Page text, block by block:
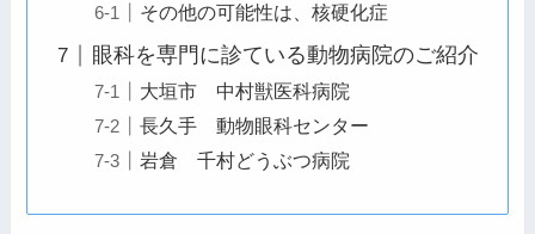
その他の可能性は、核硬化症
眼科を専門に診ている動物病院のご紹介
大垣市 中村獣医科病院
長久手 動物眼科センター
岩倉 千村どうぶつ病院